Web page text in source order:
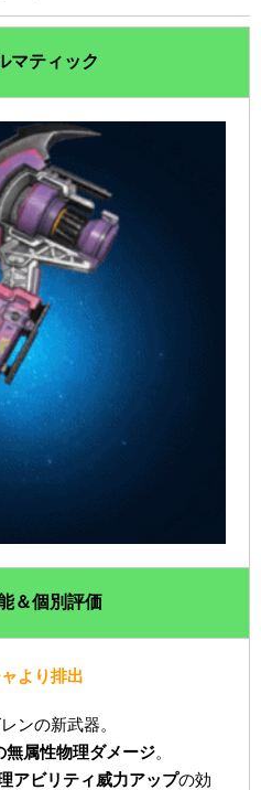
マティック
＆個別評価
より排出
ンの新武器。
無属性物理ダメージ。
アビリティ威力アップの効